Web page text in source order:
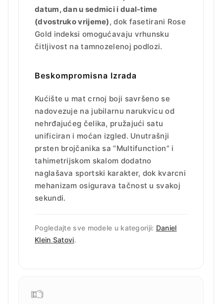
datum, dan u sedmici i dual-time
(dvostruko vrijeme), dok fasetirani Rose
Gold indeksi omogućavaju vrhunsku
čitljivost na tamnozelenoj podlozi.
Beskompromisna Izrada
Kućište u mat crnoj boji savršeno se
nadovezuje na jubilarnu narukvicu od
nehrđajućeg čelika, pružajući satu
unificiran i moćan izgled. Unutrašnji
prsten brojčanika sa “Multifunction” i
tahimetrijskom skalom dodatno
naglašava sportski karakter, dok kvarcni
mehanizam osigurava tačnost u svakoj
sekundi.
Pogledajte sve modele u kategoriji: Daniel
Klein Satovi.